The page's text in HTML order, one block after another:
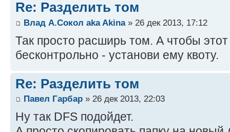
Re: Разделить том
Влад А.Сокол aka Akina» 26 дек 2013, 17:12
Так просто расширь том. А чтобы этот
бесконтрольно - установи ему квоту.
Re: Разделить том
Павел Гарбар » 26 дек 2013, 22:03
Ну так DFS подойдет.